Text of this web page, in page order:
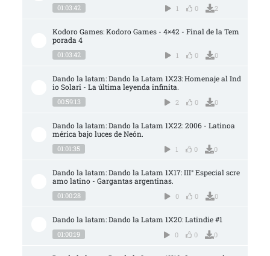
01:03:42 1 0 2
Kodoro Games: Kodoro Games - 4×42 - Final de la Tem
porada 4
01:03:42 1 0 0
Dando la latam: Dando la Latam 1X23: Homenaje al Ind
io Solari - La última leyenda infinita.
00:59:13 2 0 0
Dando la latam: Dando la Latam 1X22: 2006 - Latinoa
mérica bajo luces de Neón.
01:01:35 1 0 0
Dando la latam: Dando la Latam 1X17: III° Especial scre
amo latino - Gargantas argentinas.
01:00:28 0 0 0
Dando la latam: Dando la Latam 1X20: Latindie #1
01:00:19 0 0 0